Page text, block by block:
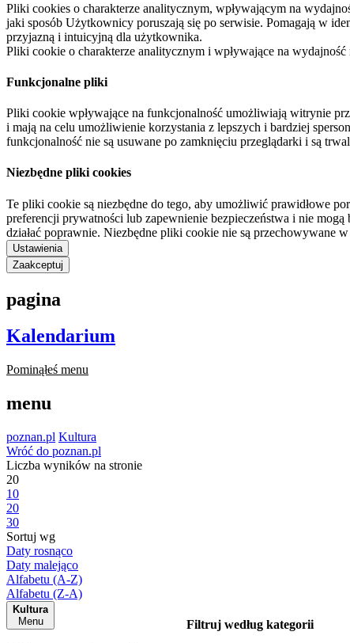
Pliki cookies o charakterze analitycznym, wpływającym na
jaki sposób Użytkownicy poruszają się po serwisie. Pomagają w
przyjazną i intuicyjną dla użytkownika.
Pliki cookie o charakterze analitycznym i wpływające na
Funkcjonalne pliki
Pliki cookie wpływające na funkcjonalność umożliwiają witrynie
i mają na celu umożliwienie korzystania z lepszych i bardziej
funkcjonalność nie są usuwane po zamknięciu przeglądarki i są
Niezbędne pliki cookies
Te pliki cookie są niezbędne do tego, aby umożliwić prawidłowe
preferencji prywatności lub zapewnienie bezpieczeństwa i nie
działać poprawnie. Niezbędne pliki cookie nie są przechowywane
Ustawienia
Zaakceptuj
pagina
Kalendarium
Pominąłeś menu
menu
poznan.pl Kultura
Wróć do poznan.pl
Liczba wyników na stronie
20
10
20
30
Sortuj wg
Daty rosnąco
Daty malejąco
Alfabetu (A-Z)
Alfabetu (Z-A)
Kultura
Menu
Filtruj według kategorii